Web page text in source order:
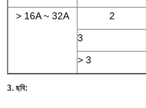
> 16A ~ 32A
2
3
> 3
3. ছবি: